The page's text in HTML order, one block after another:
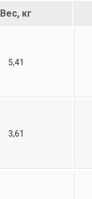
Вес, кг
5,41
3,61